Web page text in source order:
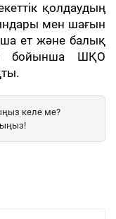
қолдаудың
мен шағын
ет және балық
бойынша ШҚО
келе ме?